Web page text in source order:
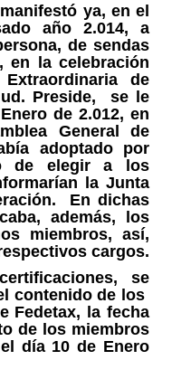
ya, en el
año 2.014, a
de sendas
en la celebración
de
Preside, se le
de 2.012, en
General de
adoptado por
de elegir a los
la Junta
En dichas
además, los
miembros, así,
cargos.
se
contenido de los
Fedetax, la fecha
de los miembros
día 10 de Enero